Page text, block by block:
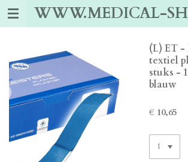
Ga
hoofdinhoud
WWW.MEDICAL-
(L) ET -
textiel
stuks -
blauw
€ 10,65